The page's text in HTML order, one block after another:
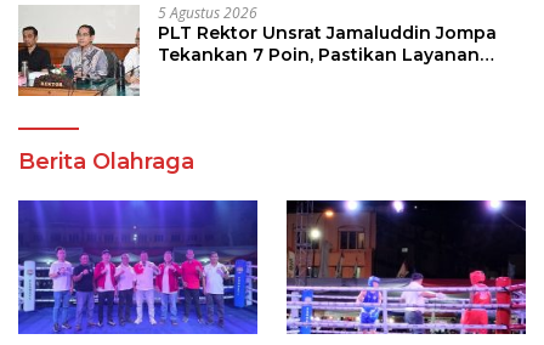
5 Agustus 2026
PLT Rektor Unsrat Jamaluddin Jompa
Tekankan 7 Poin, Pastikan Layanan
Berita Olahraga